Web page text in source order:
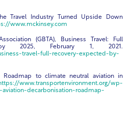
Travel Industry Turned Upside Down
www.mckinsey.com
(GBTA), Business Travel: Full
by 2025, February 1, 2021.
travel-full-recovery-expected-by-
Roadmap to climate neutral aviation in
www.transportenvironment.org/wp-
decarbonisation-roadmap-